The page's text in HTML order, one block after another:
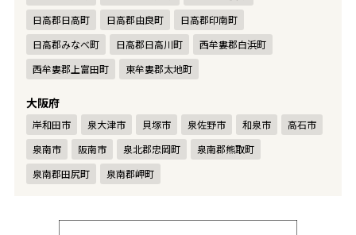
日高郡日高町
日高郡由良町
日高郡印南町
日高郡みなべ町
日高郡日高川町
西牟婁郡白浜町
西牟婁郡上富田町
東牟婁郡太地町
大阪府
岸和田市 泉大津市 貝塚市 泉佐野市 和泉市
高石市
泉南市
阪南市 泉北郡忠岡町
泉南郡熊取町
泉南郡田尻町
泉南郡岬町